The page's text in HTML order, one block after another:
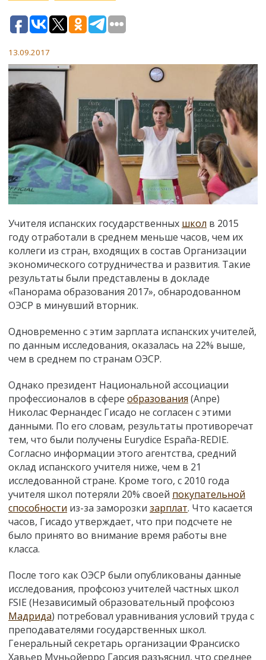
13.09.2017
Учителя испанских государственных школ в 2015
году отработали в среднем меньше часов, чем их
коллеги из стран, входящих в состав Организации
экономического сотрудничества и развития. Такие
результаты были представлены в докладе
«Панорама образования 2017», обнародованном
ОЭСР в минувший вторник.
Одновременно с этим зарплата испанских учителей,
по данным исследования, оказалась на 22% выше,
чем в среднем по странам ОЭСР.
Однако президент Национальной ассоциации
профессионалов в сфере образования (Anpe)
Николас Фернандес Гисадо не согласен с этими
данными. По его словам, результаты противоречат
тем, что были получены Eurydice España-REDIE.
Согласно информации этого агентства, средний
оклад испанского учителя ниже, чем в 21
исследованной стране. Кроме того, с 2010 года
учителя школ потеряли 20% своей покупательной
способности из-за заморозки зарплат. Что касается
часов, Гисадо утверждает, что при подсчете не
было принято во внимание время работы вне
класса.
После того как ОЭСР были опубликованы данные
исследования, профсоюз учителей частных школ
FSIE (Независимый образовательный профсоюз
Мадрида) потребовал уравнивания условий труда с
преподавателями государственных школ.
Генеральный секретарь организации Франсиско
Хавьер Муньойерро Гарсия разъяснил, что среднее